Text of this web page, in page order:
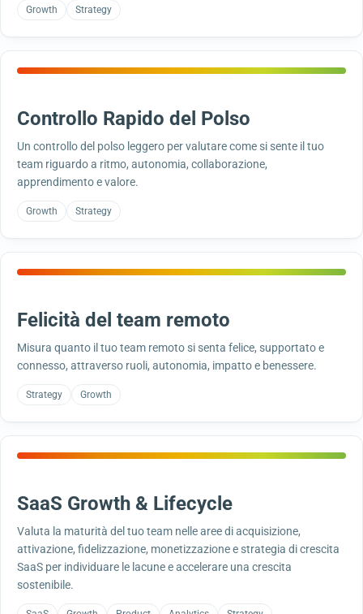
Growth Strategy
Controllo Rapido del Polso
Un controllo del polso leggero per valutare come si sente il tuo
team riguardo a ritmo, autonomia, collaborazione,
apprendimento e valore.
Growth Strategy
Felicità del team remoto
Misura quanto il tuo team remoto si senta felice, supportato e
connesso, attraverso ruoli, autonomia, impatto e benessere.
Strategy Growth
SaaS Growth & Lifecycle
Valuta la maturità del tuo team nelle aree di acquisizione,
attivazione, fidelizzazione, monetizzazione e strategia di crescita
SaaS per individuare le lacune e accelerare una crescita
sostenibile.